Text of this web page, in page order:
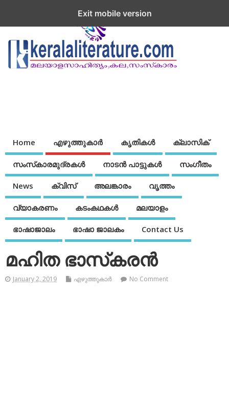
Home എഴുത്തുകാര്‍ കൃതികൾ ക്ലാസിക്
സംസ്‌കാരമുദ്രകള്‍ നാടന്‍ പാട്ടുകള്‍ സംഗീതം
News ക്വിസ് അലങ്കാരം വൃത്തം
വ്യാകരണം കടംകഥകള്‍ മലയാളം
ഭാഷാജാലം ഭാഷാ ജാലകം Contact Us
മഹിത ഭാസ്‌കരന്‍
January 2, 2019 എഴുത്തുകാര്‍ No Comment
Exit mobile version